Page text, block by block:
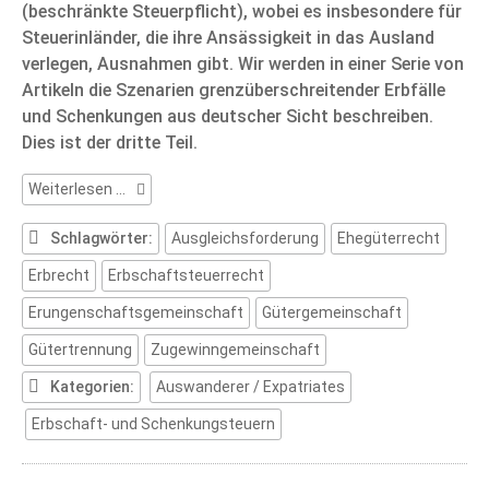
(beschränkte Steuerpflicht), wobei es insbesondere für
Steuerinländer, die ihre Ansässigkeit in das Ausland
verlegen, Ausnahmen gibt. Wir werden in einer Serie von
Artikeln die Szenarien grenzüberschreitender Erbfälle
und Schenkungen aus deutscher Sicht beschreiben.
Dies ist der dritte Teil.
Weiterlesen …
Deutsche
Erbschaftsteuer
(Teil
3)
Schlagwörter: Ausgleichsforderung Ehegüterrecht
Erbrecht Erbschaftsteuerrecht
Erungenschaftsgemeinschaft Gütergemeinschaft
Gütertrennung Zugewinngemeinschaft
Kategorien: Auswanderer / Expatriates
Erbschaft- und Schenkungsteuern